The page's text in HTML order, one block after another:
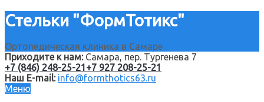
Стельки "ФормТотикс"
Ортопедическая клиника в Самаре
Приходите к нам:Самара, пер. Тургенева 7
+7 (846) 248-25-21 +7 927 208-25-21
Наш E-mail: info@formthotics63.ru
Меню